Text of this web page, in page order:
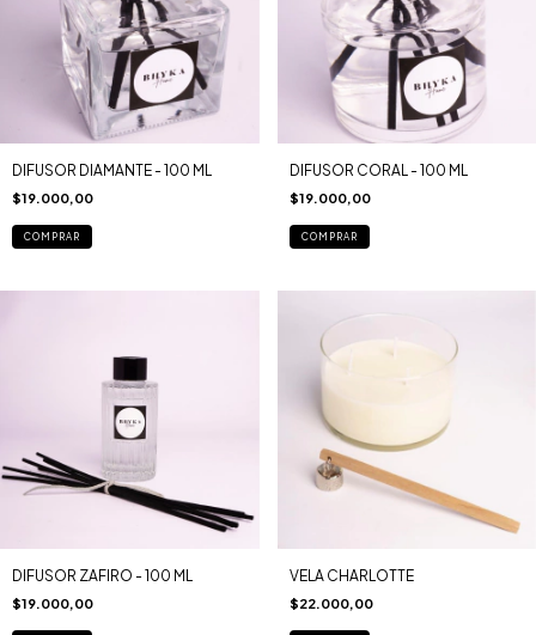
DIFUSOR DIAMANTE - 100 ML
$19.000,00
COMPRAR
DIFUSOR CORAL - 100 ML
$19.000,00
COMPRAR
DIFUSOR ZAFIRO - 100 ML
$19.000,00
VELA CHARLOTTE
$22.000,00